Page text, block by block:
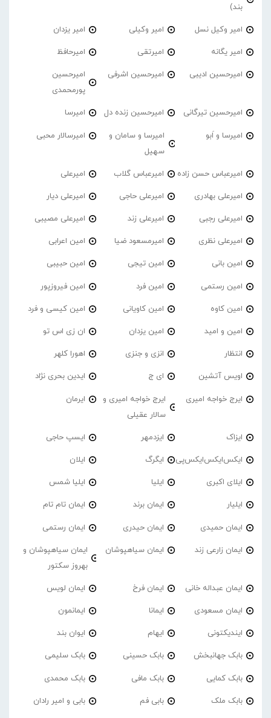
بند)
امیر وکیل نسل امیر وکیلی امیر یزدان
امیر یگانه امیرتقی امیرحافظ
امیرحسین ادیبی امیرحسین اشرفی
امیرحسین
پورمحمدی
امیرحسین تیرگانی امیرحسین زنده دل امیرسا
امیرسا و اَبو
امیرسا و سامان و
سهیل
امیرسالار محبی
امیرعباس حسن زاده امیرعباس گلاب امیرعلی
امیرعلی بهادری امیرعلی حاجی امیرعلی دیار
امیرعلی رجبی امیرعلی زند امیرعلی مصیبی
امیرعلی نظری امیرمسعود ضیا امین اعرابی
امین بانی امین تیجی امین حبیبی
امین رستمی امین فرد امین فیروزپور
امین کاوه امین کاویانی امین کیسی و فرد
امین و امید امین یزدان ان زی اس تو
انتظار انزی و جنزی اهورا کلهر
اویس آتشین ای ج ایدین بحری نژاد
ایرج خواجه امیری
ایرج خواجه امیری و
سالار عقیلی
ایرمان
ایزاک ایزدمهر ایسپ حاجی
ایکس‌ایکس‌ایکس‌پی ایگرگ ایلان
ایلای اکبری ایلیا ایلیا شمس
ایلیار ایمان برند ایمان تام تام
ایمان حمیدی ایمان حیدری ایمان رستمی
ایمان زارعی زند ایمان سیاهپوشان
ایمان سیاهپوشان و
بهروز سکتور
ایمان عبداله خانی ایمان فرخ ایمان لویس
ایمان مسعودی ایمانا ایمانمون
ایندیکتونی ایهام ایوان بند
بابک جهانبخش بابک حسینی بابک سلیمی
بابک کمایی بابک مافی بابک محمدی
بابک ملک بابی فم بابی و امیر رادان